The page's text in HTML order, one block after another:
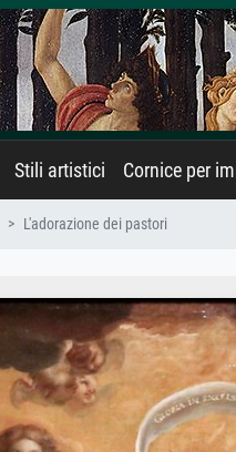
Stili artistici Cornice per
L'adorazione dei pastori